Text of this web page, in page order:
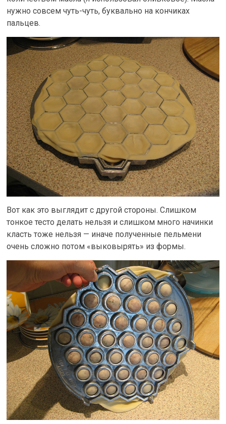
нужно совсем чуть-чуть, буквально на кончиках
пальцев.
Вот как это выглядит с другой стороны. Слишком
тонкое тесто делать нельзя и слишком много начинки
класть тоже нельзя — иначе полученные пельмени
очень сложно потом «выковырять» из формы.